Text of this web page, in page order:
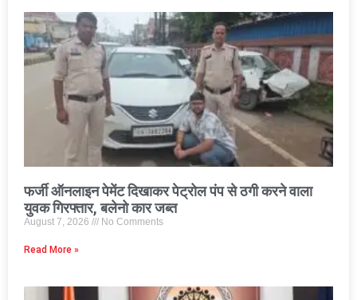
फर्जी ऑनलाइन पेमेंट दिखाकर पेट्रोल पंप से ठगी करने वाला
युवक गिरफ्तार, बलेनो कार जब्त
August 7, 2026 No Comments
Read More »